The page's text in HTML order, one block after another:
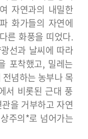
자연과의 내밀한
화가들의 자연에
른 화풍을 띠었다.
선과 날씨에 따라
포착했고, 밀레는
념하는 농부나 목
서 비롯된 근대 풍
을 거부하고 자연
주의*로 넘어가는